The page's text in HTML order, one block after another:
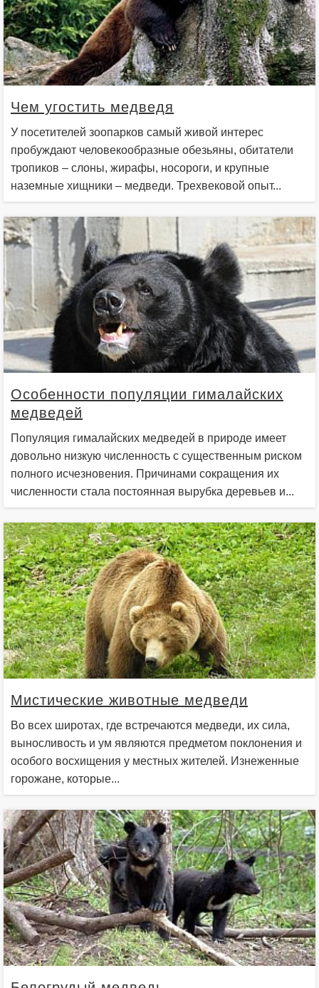
Чем угостить медведя
У посетителей зоопарков самый живой интерес
пробуждают человекообразные обезьяны, обитатели
тропиков – слоны, жирафы, носороги, и крупные
наземные хищники – медведи. Трехвековой опыт...
Особенности популяции гималайских
медведей
Популяция гималайских медведей в природе имеет
довольно низкую численность с существенным риском
полного исчезновения. Причинами сокращения их
численности стала постоянная вырубка деревьев и...
Мистические животные медведи
Во всех широтах, где встречаются медведи, их сила,
выносливость и ум являются предметом поклонения и
особого восхищения у местных жителей. Изнеженные
горожане, которые...